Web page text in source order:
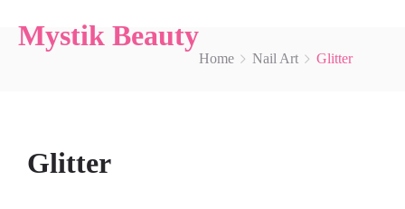
Mystik Beauty
Home Nail Art Glitter
Glitter